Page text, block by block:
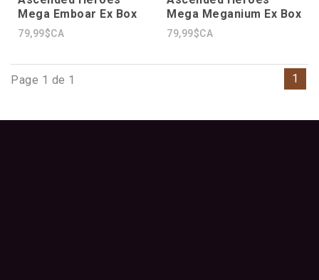
Mega Emboar Ex Box
79,99$CA
Mega Meganium Ex Box
79,99$CA
Page 1 de 1 1